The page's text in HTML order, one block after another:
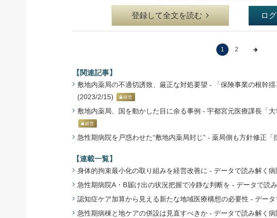
登録して全文を読む ロ
1 2
【関連記事】
敷地内薬局の不適切誘致、厳正な対処要望 - 「保険事業の根幹
(2023/2/15)
経営
敷地内薬局、国を動かした目に余る事例 - 宇都宮元医療課長「
経営
急性期病院を戸惑わせた“敷地内薬局封じ” - 薬局側も方針修正
【連載一覧】
身体的拘束最小化の取り組みを経営改善に - データで読み解く病
急性期病院A・B届け出の状況把握で冷静な判断を - データで読
認知症ケア加算から見える新たな地域医療構想の必要性 - データ
急性期病棟と地ケアの併設は見直すべきか - データで読み解く病